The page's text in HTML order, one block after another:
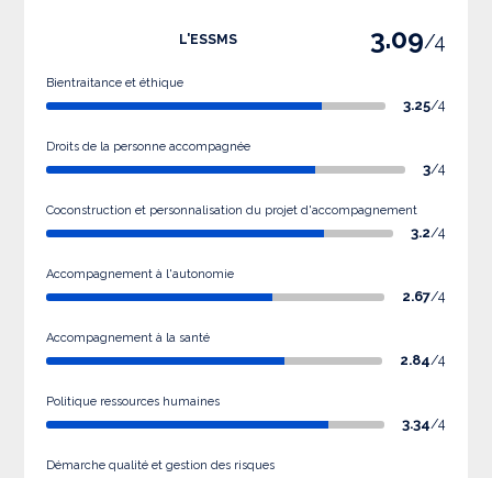
L'ESSMS 3.09/4
Bientraitance et éthique
3.25/4
Droits de la personne accompagnée
3/4
Coconstruction et personnalisation du projet d'accompagnement
3.2/4
Accompagnement à l'autonomie
2.67/4
Accompagnement à la santé
2.84/4
Politique ressources humaines
3.34/4
Démarche qualité et gestion des risques